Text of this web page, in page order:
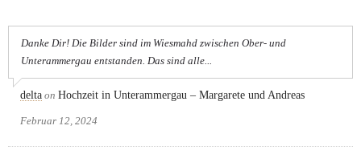
Danke Dir! Die Bilder sind im Wiesmahd zwischen Ober- und
Unterammergau entstanden. Das sind alle...
delta on Hochzeit in Unterammergau – Margarete und Andreas
Februar 12, 2024